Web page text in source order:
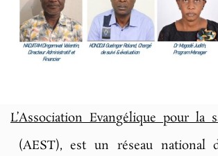
L’Association Evangélique pour la
(AEST), est un réseau national